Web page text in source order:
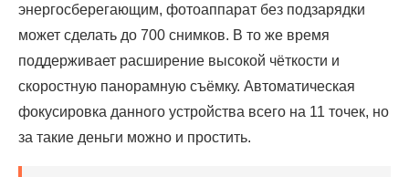
энергосберегающим, фотоаппарат без подзарядки
может сделать до 700 снимков. В то же время
поддерживает расширение высокой чёткости и
скоростную панорамную съёмку. Автоматическая
фокусировка данного устройства всего на 11 точек, но
за такие деньги можно и простить.